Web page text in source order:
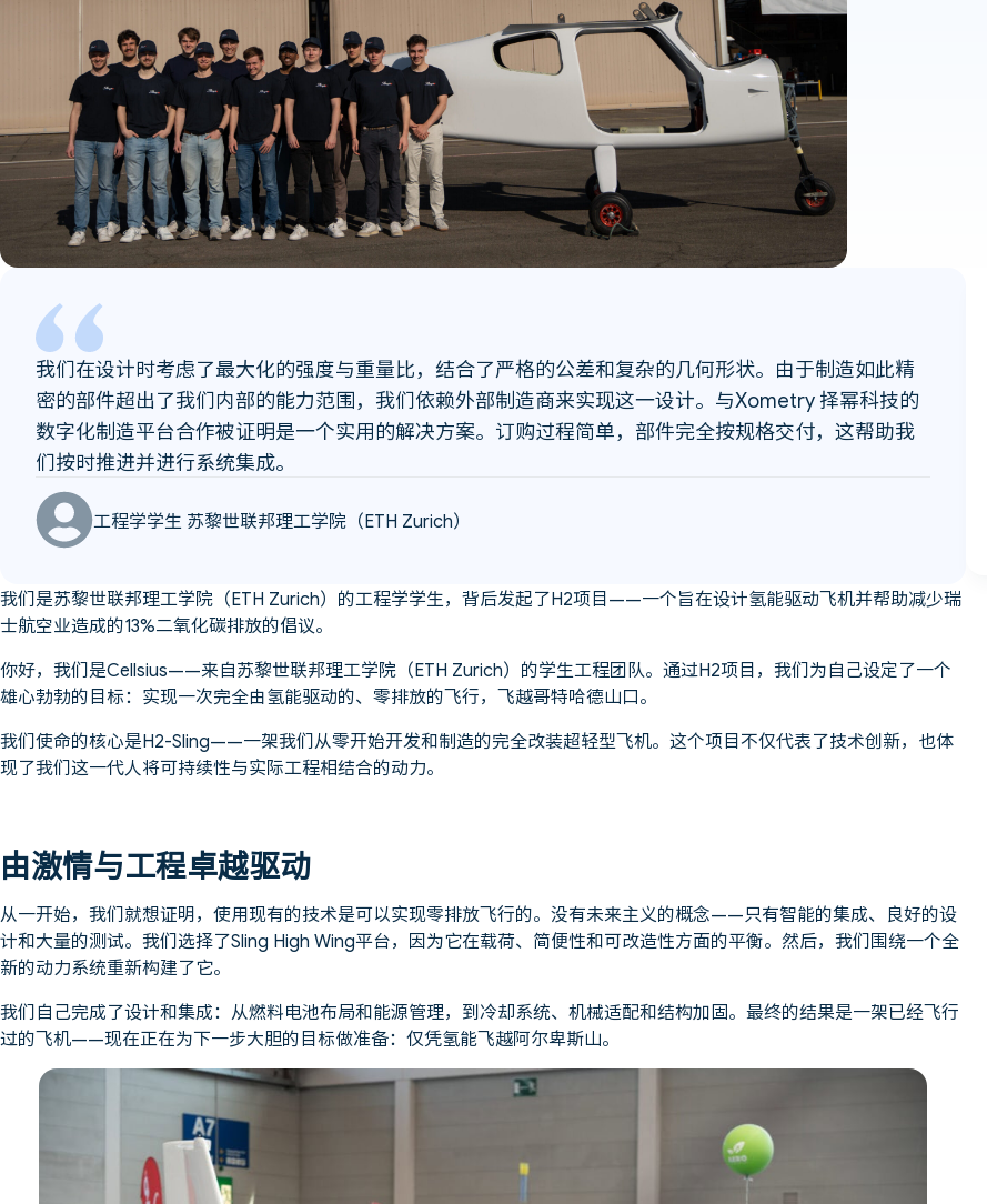
我们在设计时考虑了最大化的强度与重量比，结合了严格的公差和复杂的几何形状。由于制造如此精
密的部件超出了我们内部的能力范围，我们依赖外部制造商来实现这一设计。与Xometry 择幂科技的
数字化制造平台合作被证明是一个实用的解决方案。订购过程简单，部件完全按规格交付，这帮助我
们按时推进并进行系统集成。
工程学学生 苏黎世联邦理工学院（ETH Zurich）
我们是苏黎世联邦理工学院（ETH Zurich）的工程学学生，背后发起了H2项目——一个旨在设计氢能驱动飞机并帮助减少瑞
士航空业造成的13%二氧化碳排放的倡议。
你好，我们是Cellsius——来自苏黎世联邦理工学院（ETH Zurich）的学生工程团队。通过H2项目，我们为自己设定了一个
雄心勃勃的目标：实现一次完全由氢能驱动的、零排放的飞行，飞越哥特哈德山口。
我们使命的核心是H2-Sling——一架我们从零开始开发和制造的完全改装超轻型飞机。这个项目不仅代表了技术创新，也体
现了我们这一代人将可持续性与实际工程相结合的动力。
由激情与工程卓越驱动
从一开始，我们就想证明，使用现有的技术是可以实现零排放飞行的。没有未来主义的概念——只有智能的集成、良好的设
计和大量的测试。我们选择了Sling High Wing平台，因为它在载荷、简便性和可改造性方面的平衡。然后，我们围绕一个全
新的动力系统重新构建了它。
我们自己完成了设计和集成：从燃料电池布局和能源管理，到冷却系统、机械适配和结构加固。最终的结果是一架已经飞行
过的飞机——现在正在为下一步大胆的目标做准备：仅凭氢能飞越阿尔卑斯山。